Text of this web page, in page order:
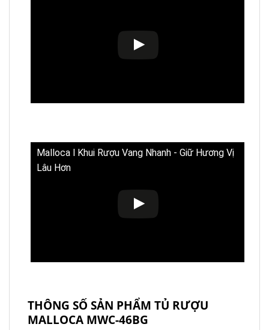
Malloca l Khui Rượu Vang Nhanh - Giữ Hương Vị
Lâu Hơn
THÔNG SỐ SẢN PHẨM TỦ RƯỢU
MALLOCA MWC-46BG